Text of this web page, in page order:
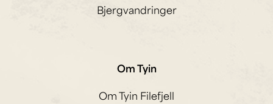
Bjergvandringer
Om Tyin
Om Tyin Filefjell